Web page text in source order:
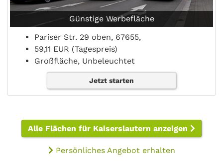
Günstige Werbefläche
Pariser Str. 29 oben, 67655,
59,11 EUR (Tagespreis)
Großfläche, Unbeleuchtet
Jetzt starten
Alle Flächen für Kaiserslautern anzeigen
Persönliches Angebot erhalten